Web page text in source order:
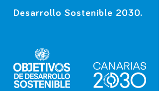
Desarrollo Sostenible 2030.